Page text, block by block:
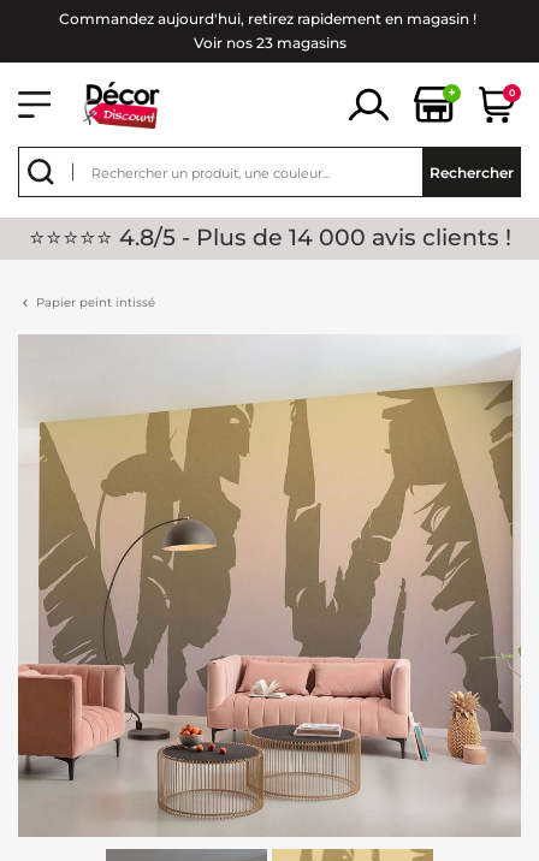
Commandez aujourd'hui, retirez rapidement en magasin !
Voir nos 23 magasins
+ 0
Rechercher
⭐⭐⭐⭐⭐ 4.8/5 - Plus de 14 000 avis clients !
Papier peint intissé